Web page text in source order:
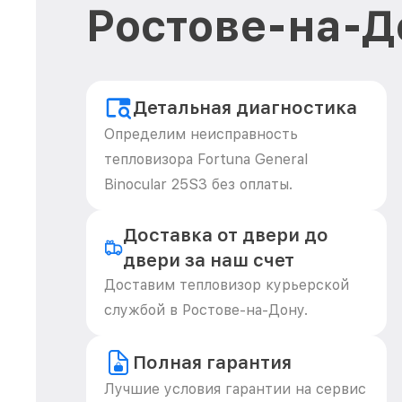
Ростове-на-
Детальная диагностика
Определим неисправность
тепловизора Fortuna General
Binocular 25S3 без оплаты.
Доставка от двери до
двери за наш счет
Доставим тепловизор курьерской
службой в Ростове-на-Дону.
Полная гарантия
Лучшие условия гарантии на сервис